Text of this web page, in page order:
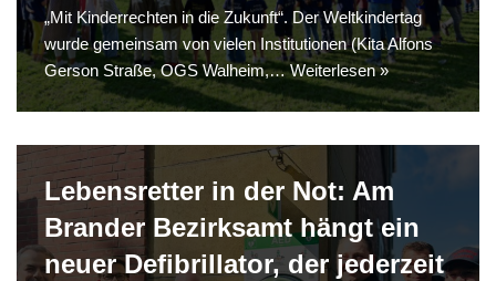
„Mit Kinderrechten in die Zukunft“. Der Weltkindertag
wurde gemeinsam von vielen Institutionen (Kita Alfons
Gerson Straße, OGS Walheim,…Weiterlesen »
Lebensretter in der Not: Am
Brander Bezirksamt hängt ein
neuer Defibrillator, der jederzeit